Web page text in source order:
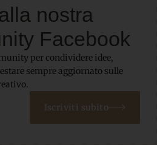
nostra
Facebook
per condividere idee,
sempre aggiornato sulle
Iscriviti subito